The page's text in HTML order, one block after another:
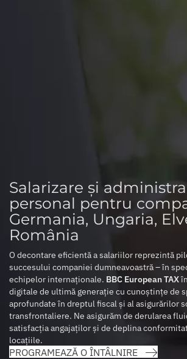
Salarizare și
personal pentru
Germania, Ungaria,
România
O decontare eficientă a salariilor reprezintă
succesului companiei dumneavoastră – în
echipelor internaționale. BBC European TAX
digitale de ultimă generație cu cunoștințe de
aprofundate în dreptul fiscal și al asigurărilor
transfrontaliere. Ne asigurăm de derularea
satisfacția angajaților și de deplina
locațiile.
PROGRAMEAZĂ O ÎNTÂLNIRE